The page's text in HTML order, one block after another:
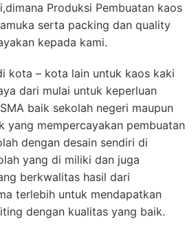
Produksi Pembuatan kaos
serta packing dan quality
kepada kami.
kota – kota lain untuk kaos kaki
dari mulai untuk keperluan
baik sekolah negeri maupun
yang mempercayakan pembuatan
dengan desain sendiri di
yang di miliki dan juga
berkwalitas hasil dari
terlebih untuk mendapatkan
dengan kualitas yang baik.